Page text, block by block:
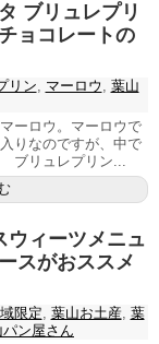
ブリュレプリ
ョコレートの
リン, マーロウ , 葉山
ーロウ。マーロウで
りなのですが、中で
ブリュレプリン...
ウィーツメニュ
スがおススメ
限定, 葉山お土産, 葉
パン屋さん